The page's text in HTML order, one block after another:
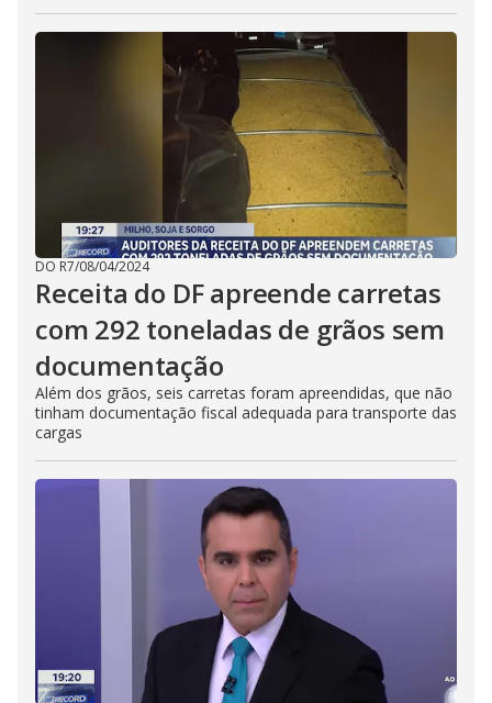
DO R7/08/04/2024
Receita do DF apreende carretas
com 292 toneladas de grãos sem
documentação
Além dos grãos, seis carretas foram apreendidas, que não
tinham documentação fiscal adequada para transporte das
cargas